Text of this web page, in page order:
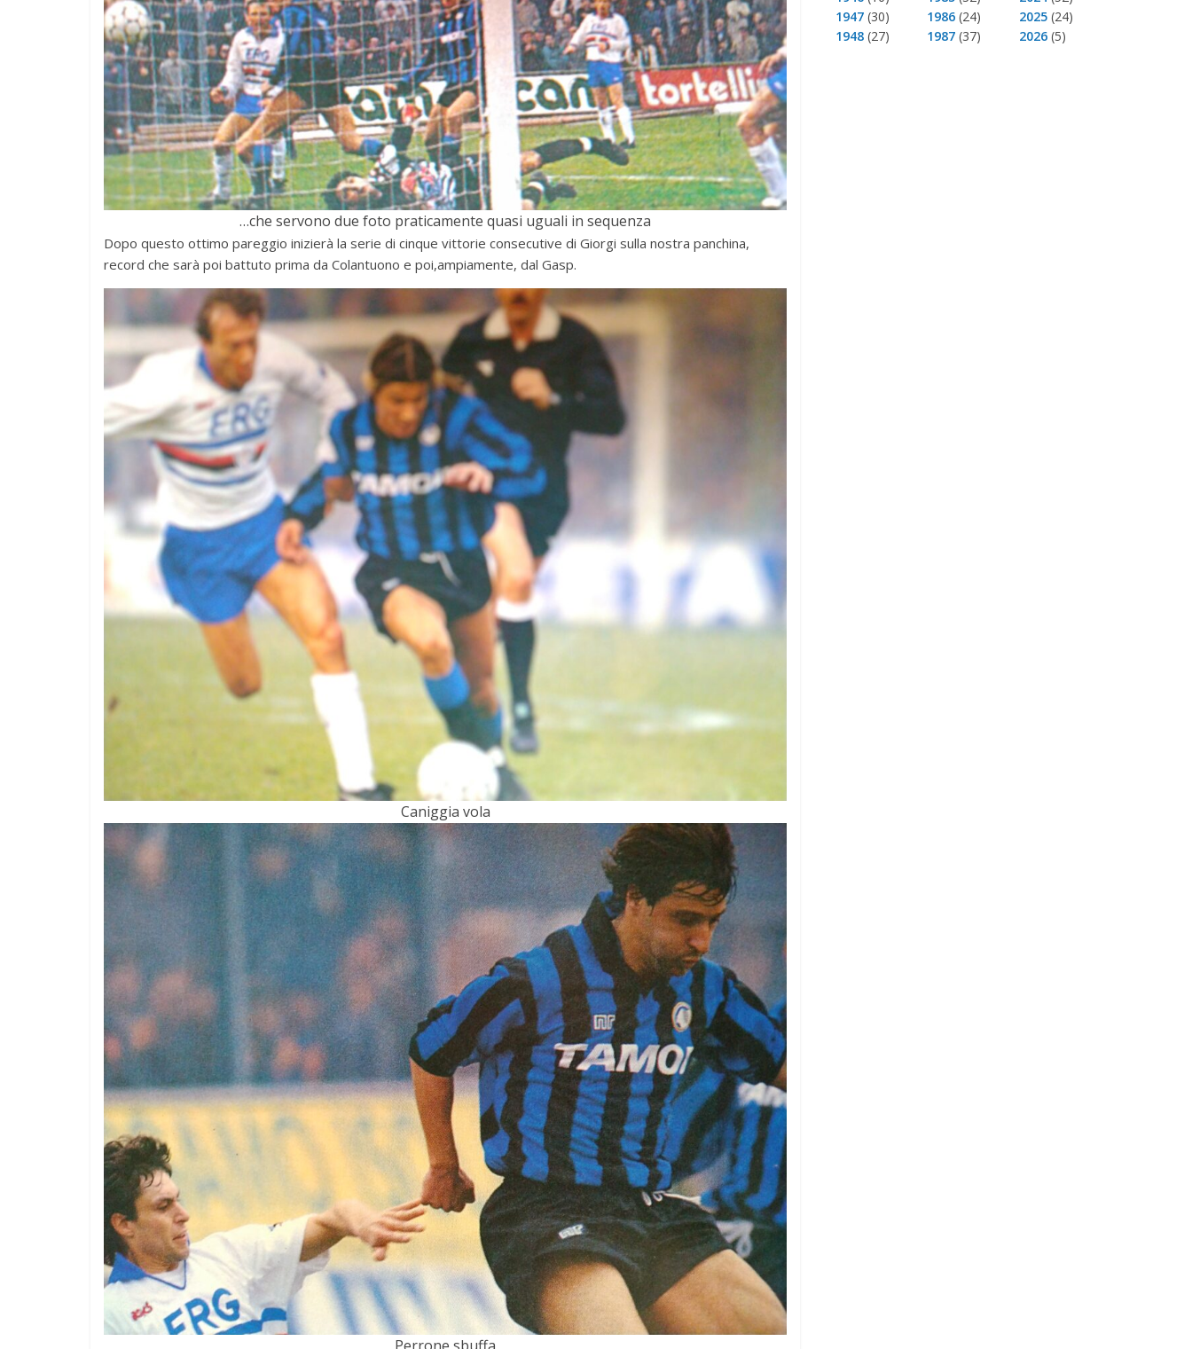
…che servono due foto praticamente quasi uguali in sequenza
Dopo questo ottimo pareggio inizierà la serie di cinque vittorie consecutive di Giorgi sulla nostra panchina,
record che sarà poi battuto prima da Colantuono e poi,ampiamente, dal Gasp.
Caniggia vola
1947 (30)
1948 (27)
1986 (24)
1987 (37)
2025(24)
2026(5)